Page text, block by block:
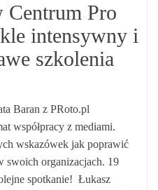
Centrum Pro
intensywny i
szkolenia
Baran z PRoto.pl
współpracy z mediami.
wskazówek jak poprawić
swoich organizacjach. 19
spotkanie! Łukasz